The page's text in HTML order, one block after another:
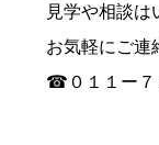
見学や相談は
お気軽にご
☎０１１ー７